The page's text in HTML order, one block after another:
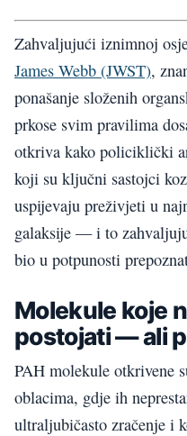
Zahvaljujući iznimnoj
James Webb (JWST),
ponašanje složenih
prkose svim pravilima
otkriva kako policiklički
koji su ključni sastojci
uspijevaju preživjeti u
galaksije — i to
bio u potpunosti
Molekule koje
postojati — ali
PAH molekule otkrivene
oblacima, gdje ih
ultraljubičasto zračenje i